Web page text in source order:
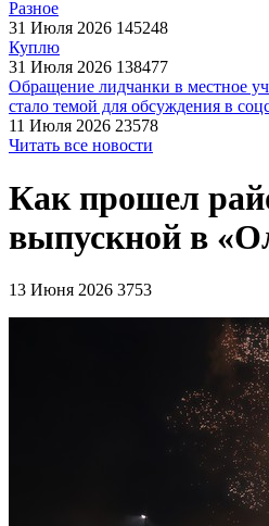
Разное
31 Июля 2026 145248
Куплю
31 Июля 2026 138477
Обращение лидчанки в местное
стало темой для обсуждения в
11 Июля 2026 23578
Читать все новости
Как прошел
выпускной в
13 Июня 2026 3753